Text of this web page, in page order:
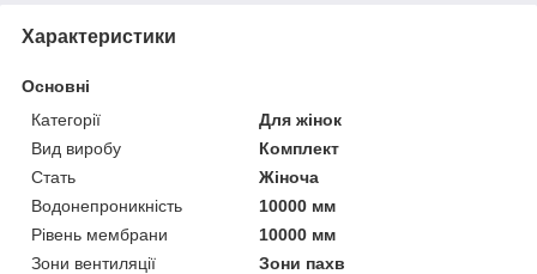
Характеристики
Основні
Категорії
Для жінок
Вид виробу
Комплект
Стать
Жіноча
Водонепроникність
10000 мм
Рівень мембрани
10000 мм
Зони вентиляції
Зони пахв